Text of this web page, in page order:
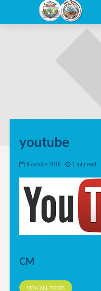
youtube
9 octobre 2018 1 min read
CM
VIEW ALL POSTS